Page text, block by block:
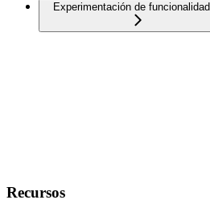
Experimentación de
Recursos